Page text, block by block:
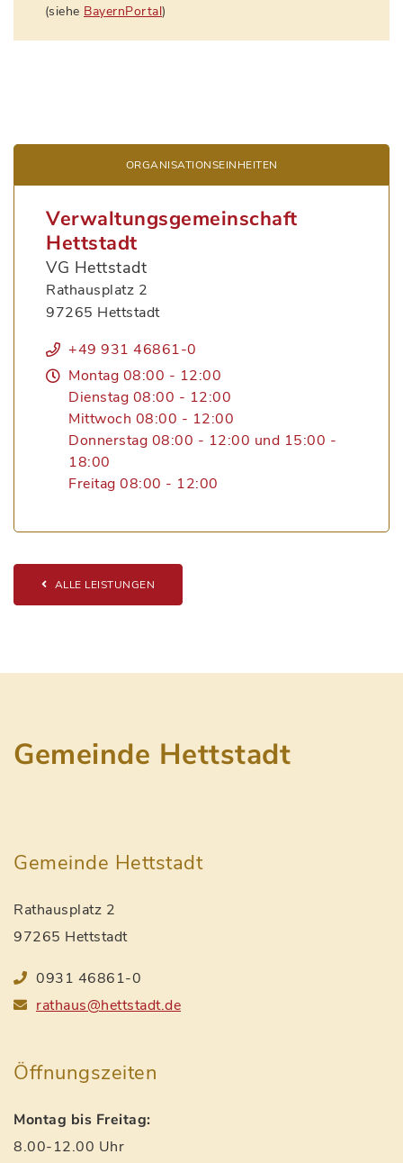
(siehe BayernPortal)
ORGANISATIONS­EINHEITEN
Verwaltungsgemeinschaft
Hettstadt
VG Hettstadt
Rathausplatz 2
97265 Hettstadt
+49 931 46861-0
Montag 08:00 - 12:00
Dienstag 08:00 - 12:00
Mittwoch 08:00 - 12:00
Donnerstag 08:00 - 12:00 und 15:00 -
18:00
Freitag 08:00 - 12:00
ALLE LEISTUNGEN
Gemeinde Hettstadt
Gemeinde Hettstadt
Rathausplatz 2
97265 Hettstadt
0931 46861-0
rathaus@hettstadt.de
Öffnungszeiten
Montag bis Freitag:
8.00-12.00 Uhr